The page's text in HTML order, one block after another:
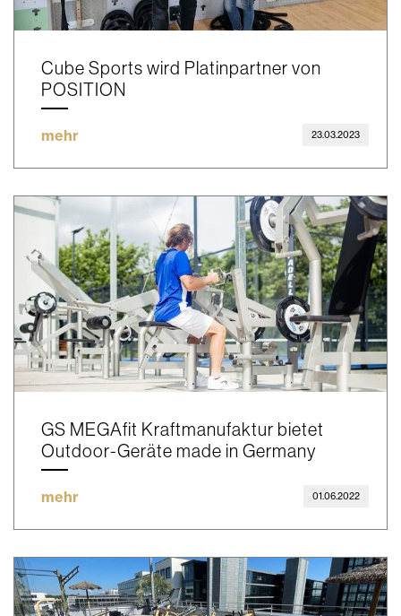
Cube Sports wird Platinpartner von
POSITION
mehr 23.03.2023
GS MEGAfit Kraftmanufaktur bietet
Outdoor-Geräte made in Germany
mehr 01.06.2022